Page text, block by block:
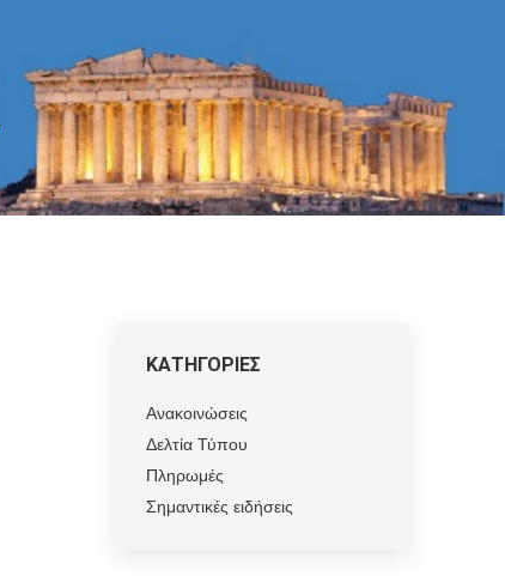
ΚΑΤΗΓΟΡΙΕΣ
Ανακοινώσεις
Δελτία Τύπου
Πληρωμές
Σημαντικές ειδήσεις